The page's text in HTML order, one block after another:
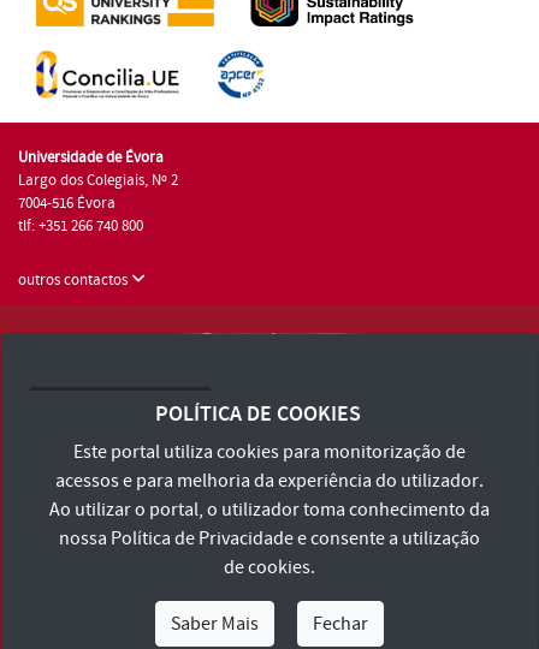
Universidade de Évora
Largo dos Colegiais, Nº 2
7004-516 Évora
tlf: +351 266 740 800
outros contactos
Consulte os Termos e Condições e Política de Privacidade
Declaração de Acessibilidade
POLÍTICA DE COOKIES
Este portal utiliza cookies para monitorização de
acessos e para melhoria da experiência do utilizador.
Ao utilizar o portal, o utilizador toma conhecimento da
nossa Política de Privacidadee consente a utilização
de cookies.
Saber Mais Fechar